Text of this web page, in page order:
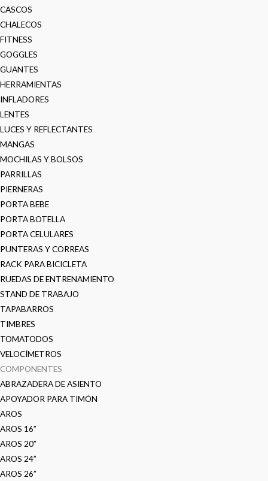
CASCOS
CHALECOS
FITNESS
GOGGLES
GUANTES
HERRAMIENTAS
INFLADORES
LENTES
LUCES Y REFLECTANTES
MANGAS
MOCHILAS Y BOLSOS
PARRILLAS
PIERNERAS
PORTA BEBE
PORTA BOTELLA
PORTA CELULARES
PUNTERAS Y CORREAS
RACK PARA BICICLETA
RUEDAS DE ENTRENAMIENTO
STAND DE TRABAJO
TAPABARROS
TIMBRES
TOMATODOS
VELOCÍMETROS
COMPONENTES
ABRAZADERA DE ASIENTO
APOYADOR PARA TIMÓN
AROS
AROS 16”
AROS 20”
AROS 24”
AROS 26”